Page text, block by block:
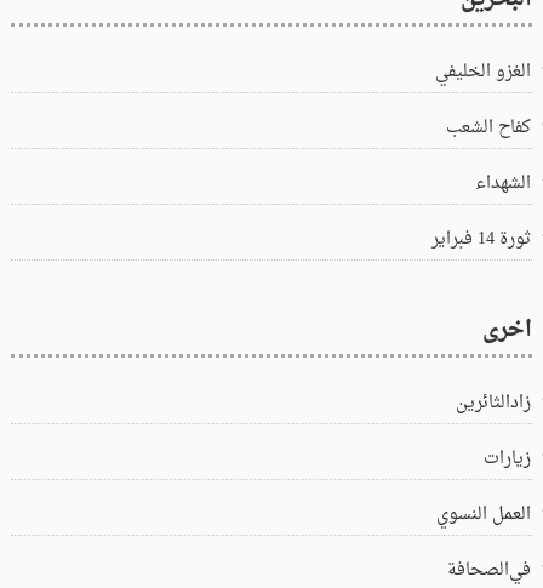
الغزو الخليفي
كفاح الشعب
الشهداء
ثورة 14 فبراير
اخرى
زادالثائرين
زيارات
العمل النسوي
في‌الصحافة